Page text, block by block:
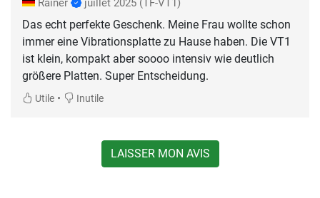
Rainer juillet 2025 (TF-VT1)
Das echt perfekte Geschenk. Meine Frau wollte schon
immer eine Vibrationsplatte zu Hause haben. Die VT1
ist klein, kompakt aber soooo intensiv wie deutlich
größere Platten. Super Entscheidung.
Utile • Inutile
LAISSER MON AVIS